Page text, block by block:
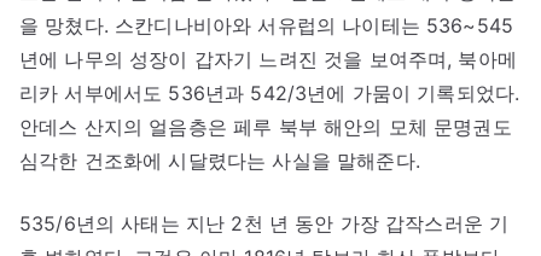
을 망쳤다. 스칸디나비아와 서유럽의 나이테는 536~545
년에 나무의 성장이 갑자기 느려진 것을 보여주며, 북아메
리카 서부에서도 536년과 542/3년에 가뭄이 기록되었다.
안데스 산지의 얼음층은 페루 북부 해안의 모체 문명권도
심각한 건조화에 시달렸다는 사실을 말해준다.
535/6년의 사태는 지난 2천 년 동안 가장 갑작스러운 기